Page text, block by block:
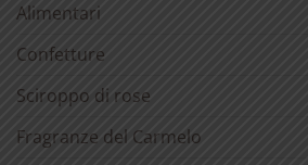
Alimentari
Confetture
Sciroppo di rose
Fragranze del Carmelo